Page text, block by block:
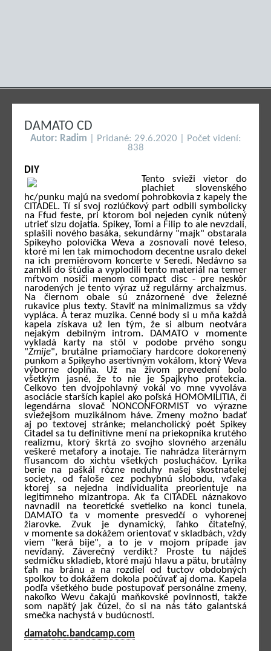
DAMATO CD
Autor: Radim | Pridané: 29.6.2020 | Počet videní:
838
DIY
Tento svieži vietor do
plachiet slovenského
hc/punku majú na svedomí pohrobkovia z kapely the
CITADEL. Tí si svoj rozlúčkový part odbili symbolicky
na Ffud feste, pri ktorom bol nejeden cynik nútený
utrieť slzu dojatia. Spikey, Tomi a Filip to ale nevzdali,
splašili nového basáka, sekundárny "majk" obstarala
Spikeyho polovička Weva a zosnovali nové teleso,
ktoré mi len tak mimochodom decentne usralo dekel
na ich premiérovom koncerte v Seredi. Nedávno sa
zamkli do štúdia a vyplodili tento materiál na temer
mŕtvom nosiči menom compact disc - pre neskôr
narodených je tento výraz už regulárny archaizmus.
Na čiernom obale sú znázornené dve železné
rukavice plus texty. Staviť na minimalizmus sa vždy
vypláca. A teraz muzika. Cenné body si u mňa každá
kapela získava už len tým, že si album neotvára
nejakým debilným introm. DAMATO v momente
vykladá karty na stôl v podobe prvého songu
"Zmije", brutálne priamočiary hardcore dokorenený
punkom a Spikeyho asertívným vokálom, ktorý Weva
výborne dopĺňa. Už na živom prevedení bolo
všetkým jasné, že to nie je Spajkyho protekcia.
Celkovo ten dvojpohlavný vokál vo mne vyvoláva
asociácie starších kapiel ako poľská HOMOMILITIA, či
legendárna slovač NONCONFORMIST vo výrazne
sviežejšom muzikálnom háve. Zmeny možno badať
aj po textovej stránke; melancholický poét Spikey
Citadel sa tu definitívne mení na priekopníka krutého
realizmu, ktorý škrtá zo svojho slovného arzenálu
veškeré metafory a inotaje. Tie nahrádza literárnym
fľusancom do xichtu všetkých poslucháčov. Lyrika
berie na paškál rôzne neduhy našej skostnatelej
society, od faloše cez pochybnú slobodu, vďaka
ktorej sa nejedna individualita preorientuje na
legitímneho mizantropa. Ak ťa CITADEL náznakovo
navnadil na teoretické svetielko na konci tunela,
DAMATO ťa v momente presvedčí o vyhorenej
žiarovke. Zvuk je dynamický, ľahko čitateľný,
v momente sa dokážem orientovať v skladbách, vždy
viem "kerá bije", a to je v mojom prípade jav
nevídaný. Záverečný verdikt? Proste tu nájdeš
sedmičku skladieb, ktoré majú hlavu a pätu, brutálny
ťah na bránu a na rozdiel od tuctov obdobných
spolkov to dokážem dokola počúvať aj doma. Kapela
podľa všetkého bude postupovať personálne zmeny,
nakoľko Wevu čakajú maňkovské povinnosti, takže
som napätý jak čúzel, čo si na nás táto galantská
smečka nachystá v budúcnosti.
damatohc.bandcamp.com